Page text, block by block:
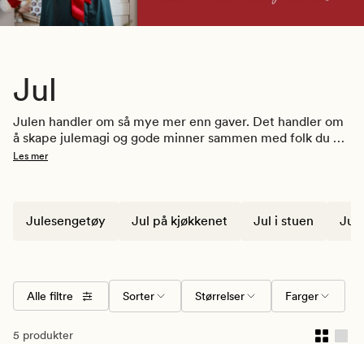
Jul
Julen handler om så mye mer enn gaver. Det handler om
å skape julemagi og gode minner sammen med folk du er
glad i. Hos Kid finner du alt du trenger for å gjøre
Les mer
Julesengetøy Jul på kjøkkenet Jul i stuen
Alle filtre Sorter Størrelser Farger
5 produkter